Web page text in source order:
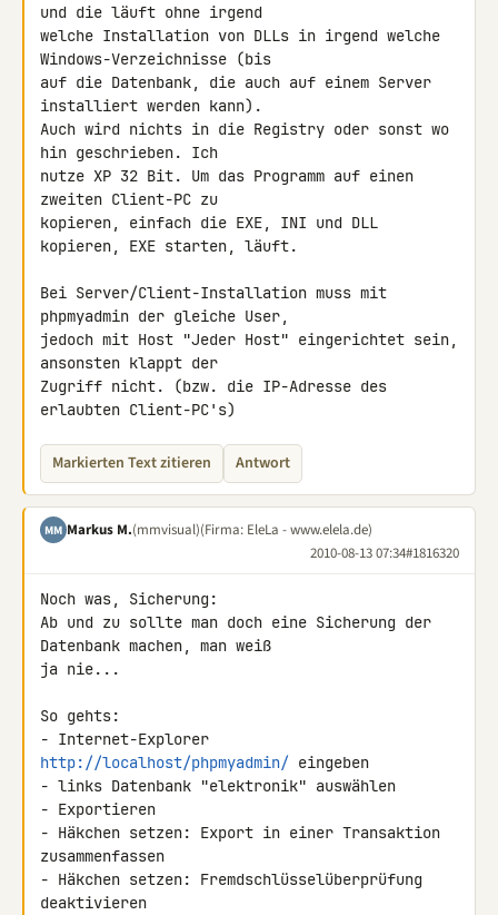
und die läuft ohne irgend
welche Installation von DLLs in irgend welche
Windows-Verzeichnisse (bis
auf die Datenbank, die auch auf einem Server
installiert werden kann).
Auch wird nichts in die Registry oder sonst wo
hin geschrieben. Ich
nutze XP 32 Bit. Um das Programm auf einen
zweiten Client-PC zu
kopieren, einfach die EXE, INI und DLL
kopieren, EXE starten, läuft.
Bei Server/Client-Installation muss mit
phpmyadmin der gleiche User,
jedoch mit Host "Jeder Host" eingerichtet sein,
ansonsten klappt der
Zugriff nicht. (bzw. die IP-Adresse des
erlaubten Client-PC's)
Markierten Text zitieren Antwort
MM Markus M.(mmvisual)(Firma: EleLa - www.elela.de)
2010-08-13 07:34#1816320
Noch was, Sicherung:
Ab und zu sollte man doch eine Sicherung der
Datenbank machen, man weiß
ja nie...
So gehts:
http://localhost/phpmyadmin/ eingeben
- links Datenbank "elektronik" auswählen
- Exportieren
- Häkchen setzen: Export in einer Transaktion
zusammenfassen
- Häkchen setzen: Fremdschlüsselüberprüfung
deaktivieren